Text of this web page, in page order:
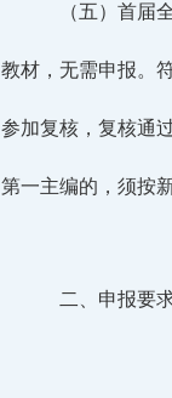
（五）首届
教材，无需申报。
参加复核，复核通
第一主编的，须按
二、申报要